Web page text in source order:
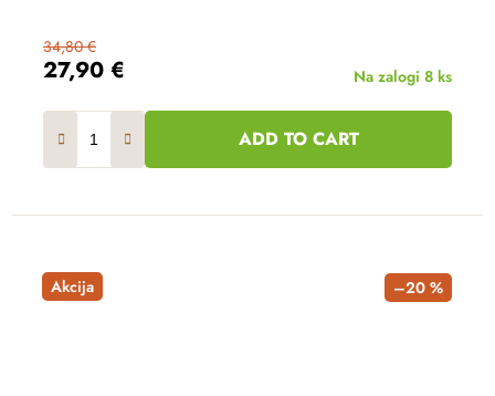
27,90 €
34,80 €
Na zalogi 8 ks
ADD TO CART
Akcija –20 %